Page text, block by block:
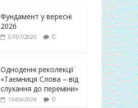
Фундамент у вересні
2026
07/07/2026 0
Одноденні реколекції
«Таємниця Слова – від
слухання до переміни»
15/06/2026 0